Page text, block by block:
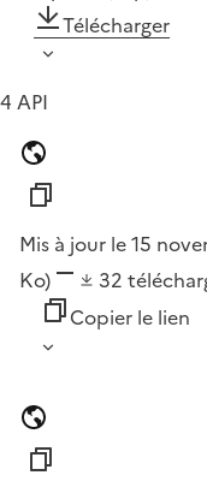
Télécharger
4 API
Mis à jour le 15
Ko)
32
Copier le lien